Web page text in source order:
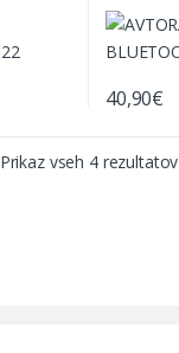
40,90€
Prikaz vseh 4 rezultatov